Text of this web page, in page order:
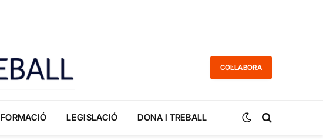
COL·LABORA
FORMACIÓ LEGISLACIÓ DONA I TREBALL